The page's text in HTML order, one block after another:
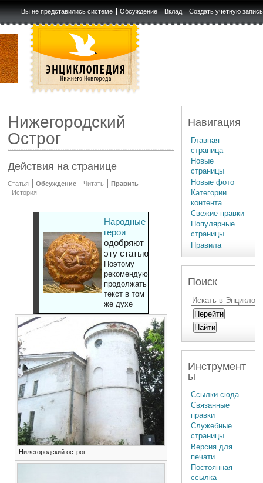
Вы не представились системе Обсуждение Вклад Создать учётную запись
Нижегородский
Острог
Действия на странице
Статья Обсуждение Читать
Править
История
Народные
герои
одобряют
эту статью
Поэтому
рекомендуют
продолжать
текст в том
же духе
Нижегородский острог
Навигация
Главная
страница
Новые
страницы
Новые фото
Категории
контента
Свежие правки
Популярные
страницы
Правила
Поиск
Инструмент
ы
Ссылки сюда
Связанные
правки
Служебные
страницы
Версия для
печати
Постоянная
ссылка